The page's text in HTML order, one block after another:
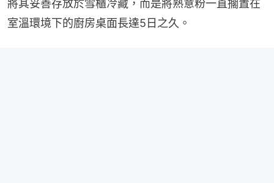
將其妥善存放於雪櫃冷藏，而是將熟意粉一直擱置在
室溫環境下的廚房桌面長達5日之久。